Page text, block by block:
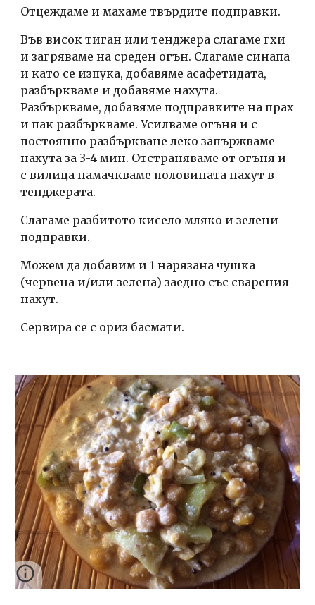
Отцеждаме и махаме твърдите подправки.
Във висок тиган или тенджера слагаме гхи
и загряваме на среден огън. Слагаме синапа
и като се изпука, добавяме асафетидата,
разбъркваме и добавяме нахута.
Разбъркваме, добавяме подправките на прах
и пак разбъркваме. Усилваме огъня и с
постоянно разбъркване леко запържваме
нахута за 3-4 мин. Отстраняваме от огъня и
с вилица намачкваме половината нахут в
тенджерата.
Слагаме разбитото кисело мляко и зелени
подправки.
Можем да добавим и 1 нарязана чушка
(червена и/или зелена) заедно със сварения
нахут.
Сервира се с ориз басмати.